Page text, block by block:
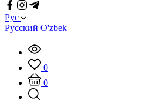
Рус
Русский O'zbek
0
0